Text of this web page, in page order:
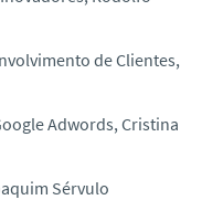
de Clientes,
Adwords, Cristina
Sérvulo